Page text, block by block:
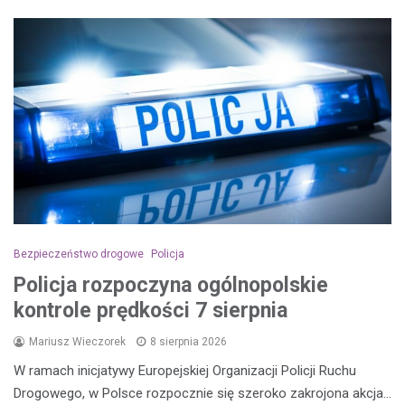
Bezpieczeństwo drogowe Policja
Policja rozpoczyna ogólnopolskie
kontrole prędkości 7 sierpnia
Mariusz Wieczorek 8 sierpnia 2026
W ramach inicjatywy Europejskiej Organizacji Policji Ruchu
Drogowego, w Polsce rozpocznie się szeroko zakrojona akcja…